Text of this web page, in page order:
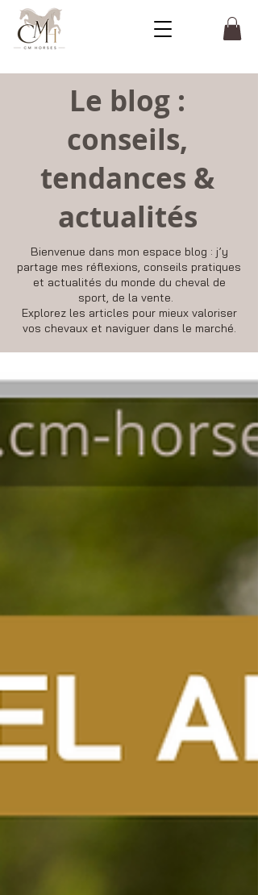
Le blog :
conseils,
tendances &
actualités
Bienvenue dans mon espace blog : j’y
partage mes réflexions, conseils pratiques
et actualités du monde du cheval de
sport, de la vente.
Explorez les articles pour mieux valoriser
vos chevaux et naviguer dans le marché.